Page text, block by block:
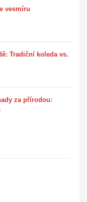
vesmíru
Tradiční koleda vs.
za přírodou: